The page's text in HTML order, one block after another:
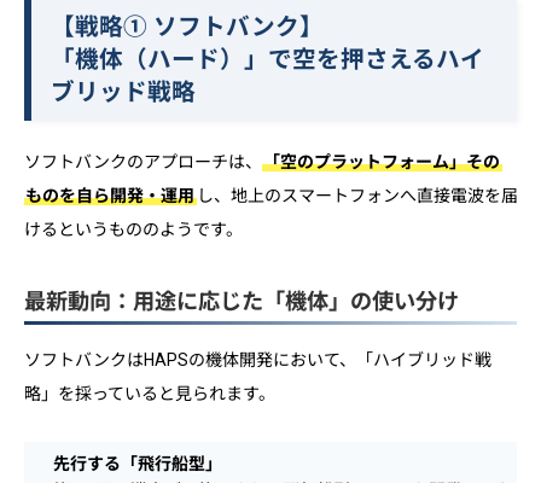
【戦略① ソフトバンク】
「機体（ハード）」で空を押さえるハイ
ブリッド戦略
ソフトバンクのアプローチは、 「空のプラットフォーム」その
ものを自ら開発・運用し、地上のスマートフォンへ直接電波を届
けるというもののようです。
最新動向：用途に応じた「機体」の使い分け
ソフトバンクはHAPSの機体開発において、「ハイブリッド戦
略」を採っていると見られます。
先行する「飛行船型」